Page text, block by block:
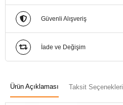
Güvenli Alışveriş
İade ve Değişim
Ürün Açıklaması Taksit Seçenekleri